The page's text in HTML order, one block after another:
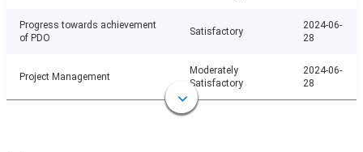
Progress towards achievement
of PDO
Satisfactory
2024-06-
28
Project Management
Moderately
Satisfactory
2024-06-
28